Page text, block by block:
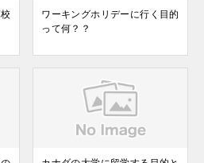
ワーキングホリデーに行く目的
って何？？